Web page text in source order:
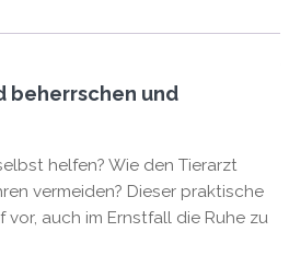
beherrschen und
helfen? Wie den Tierarzt
vermeiden? Dieser praktische
auch im Ernstfall die Ruhe zu